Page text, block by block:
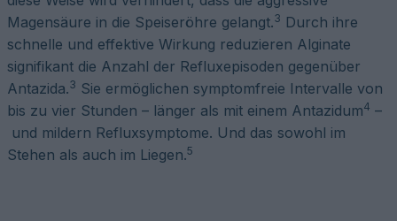
Magensäure in die Speiseröhre gelangt.3 Durch ihre
schnelle und effektive Wirkung reduzieren Alginate
signifikant die Anzahl der Refluxepisoden gegenüber
Antazida.3 Sie ermöglichen symptomfreie Intervalle von
bis zu vier Stunden – länger als mit einem Antazidum4 –
und mildern Refluxsymptome. Und das sowohl im
Stehen als auch im Liegen.5